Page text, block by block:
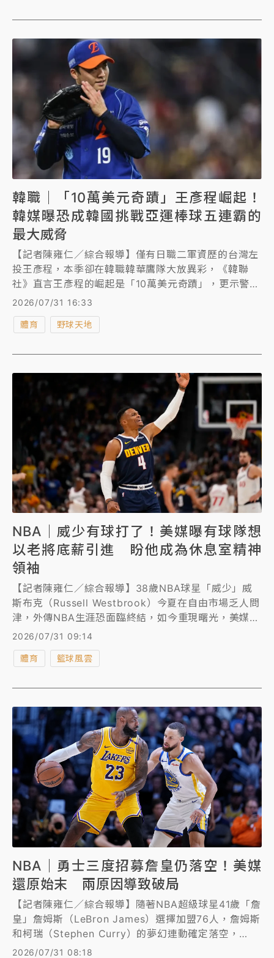
韓職｜「10萬美元奇蹟」王彥程崛起！
韓媒曝恐成韓國挑戰亞運棒球五連霸的
最大威脅
【記者陳雍仁／綜合報導】僅有日職二軍資歷的台灣左
投王彥程，本季卻在韓職韓華鷹隊大放異彩，《韓聯
社》直言王彥程的崛起是「10萬美元奇蹟」，更示警王
彥程恐是韓國在今年愛知名古屋亞運挑戰棒球五連霸的
2026/07/31 16:33
體育 野球天地
NBA｜威少有球打了！美媒曝有球隊想
以老將底薪引進 盼他成為休息室精神
領袖
【記者陳雍仁／綜合報導】38歲NBA球星「威少」威
斯布克（Russell Westbrook）今夏在自由市場乏人問
津，外傳NBA生涯恐面臨終結，如今重現曙光，美媒爆
料若威斯布克願意接受老將底薪，火箭可能有意網羅，
讓他扮演休息室精神領袖，攜手力拚NBA總冠軍。
2026/07/31 09:14
體育 籃球風雲
NBA｜勇士三度招募詹皇仍落空！美媒
還原始末 兩原因導致破局
【記者陳雍仁／綜合報導】隨著NBA超級球星41歲「詹
皇」詹姆斯（LeBron James）選擇加盟76人，詹姆斯
和柯瑞（Stephen Curry）的夢幻連動確定落空，
《ESPN》還原今夏勇士猛烈追逐詹姆斯的始末，並提
2026/07/31 08:18